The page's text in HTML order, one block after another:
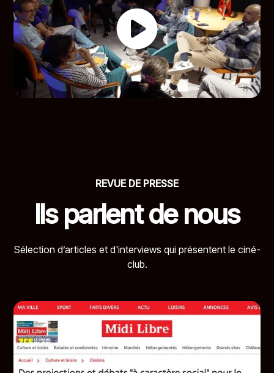
REVUE DE PRESSE
Ils parlent de nous
Sélection d’articles et d'interviews qui présentent le ciné-
club.